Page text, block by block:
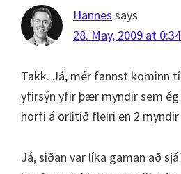
Hannes says
28. May, 2009 at 0:34
Takk. Já, mér fannst kominn
yfirsýn yfir þær myndir sem
horfi á örlítið fleiri en 2 myndir
Já, síðan var líka gaman að